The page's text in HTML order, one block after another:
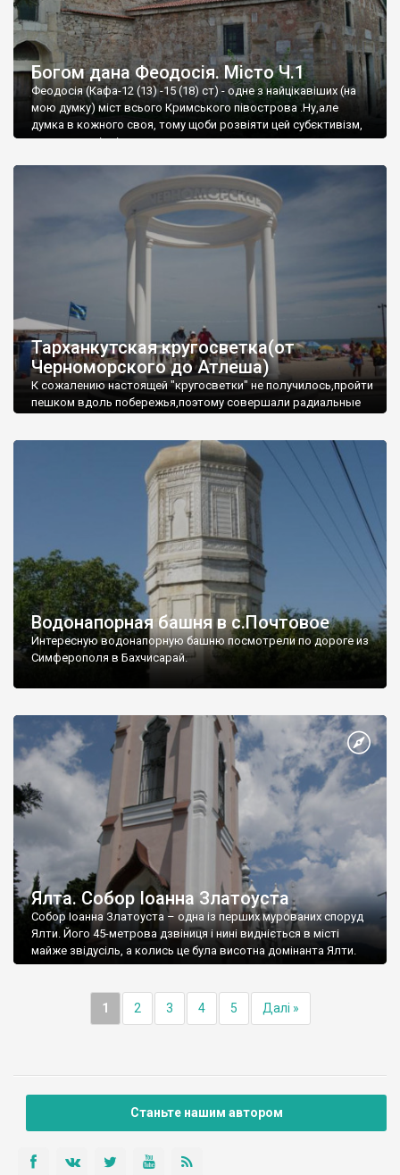
Богом дана Феодосія. Місто Ч.1
Феодосія (Кафа-12 (13) -15 (18) ст) - одне з найцікавіших (на
мою думку) міст всього Кримського півострова .Ну,але
думка в кожного своя, тому щоби розвіяти цей субєктивізм,
запрошую відвідати це
Тарханкутская кругосветка(от
Черноморского до Атлеша)
К сожалению настоящей "кругосветки" не получилось,пройти
пешком вдоль побережья,поэтому совершали радиальные
Водонапорная башня в с.Почтовое
Интересную водонапорную башню посмотрели по дороге из
Симферополя в Бахчисарай.
Ялта. Собор Іоанна Златоуста
Собор Іоанна Златоуста – одна із перших мурованих споруд
Ялти. Його 45-метрова дзвіниця і нині видніється в місті
майже звідусіль, а колись це була висотна домінанта Ялти.
1 2 3 4 5 Далі »
Станьте нашим автором